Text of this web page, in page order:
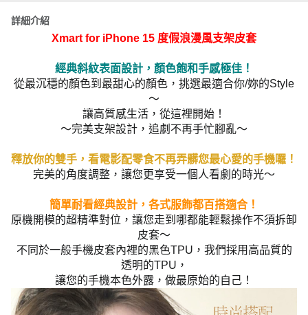
詳細介紹
Xmart for iPhone 15 度假浪漫風支架皮套
經典斜紋表面設計，顏色飽和手感極佳！
從最沉穩的顏色到最甜心的顏色，挑選最適合你/妳的Style
～
讓高質感生活，從這裡開始！
～完美支架設計，追劇不再手忙腳亂～
釋放你的雙手，看電影配零食不再弄髒您最心愛的手機囉！
完美的角度調整，讓您更享受一個人看劇的時光～
簡單耐看經典設計，各式服飾都百搭適合！
原機開模的超精準對位，讓您走到哪都能輕鬆操作不須拆卸
皮套～
不同於一般手機皮套內裡的黑色TPU，我們採用高品質的
透明的TPU，
讓您的手機本色外露，做最原始的自己！